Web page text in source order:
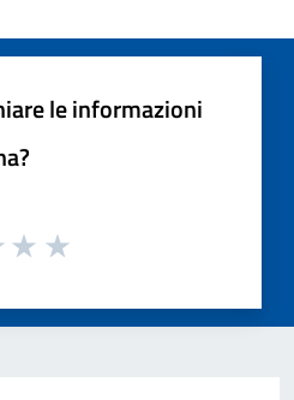
le informazioni